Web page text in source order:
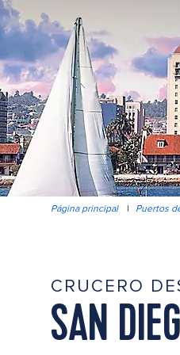
Página principal | Puertos
CRUCERO
SAN